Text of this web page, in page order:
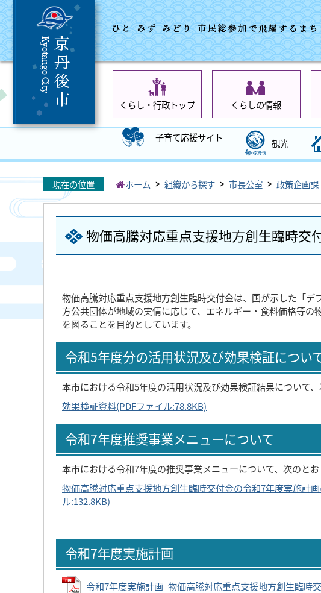
くらし・行政トップ くらしの情報
子育て応援サイト 観光
現在の位置 ホーム 組織から探す 市長公室 政策企画課
物価高騰対応重点支援地方創生臨時交
物価高騰対応重点支援地方創生臨時交付金は、国が示した「
方公共団体が地域の実情に応じて、エネルギー・食料価格等
を図ることを目的としています。
令和5年度分の活用状況及び効果検証につい
本市における令和5年度の活用状況及び効果検証結果について、
効果検証資料(PDFファイル:78.8KB)
令和7年度推奨事業メニューについて
本市における令和7年度の推奨事業メニューについて、次のとお
物価高騰対応重点支援地方創生臨時交付金の令和7年度実施計
ル:132.8KB)
令和7年度実施計画
令和7年度実施計画_物価高騰対応重点支援地方創生臨時